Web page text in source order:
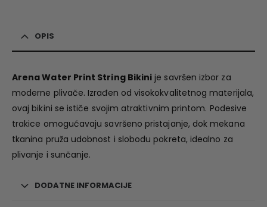
OPIS
Arena Water Print String Bikini je savršen izbor za
moderne plivače. Izrađen od visokokvalitetnog materijala,
ovaj bikini se ističe svojim atraktivnim printom. Podesive
trakice omogućavaju savršeno pristajanje, dok mekana
tkanina pruža udobnost i slobodu pokreta, idealno za
plivanje i sunčanje.
DODATNE INFORMACIJE